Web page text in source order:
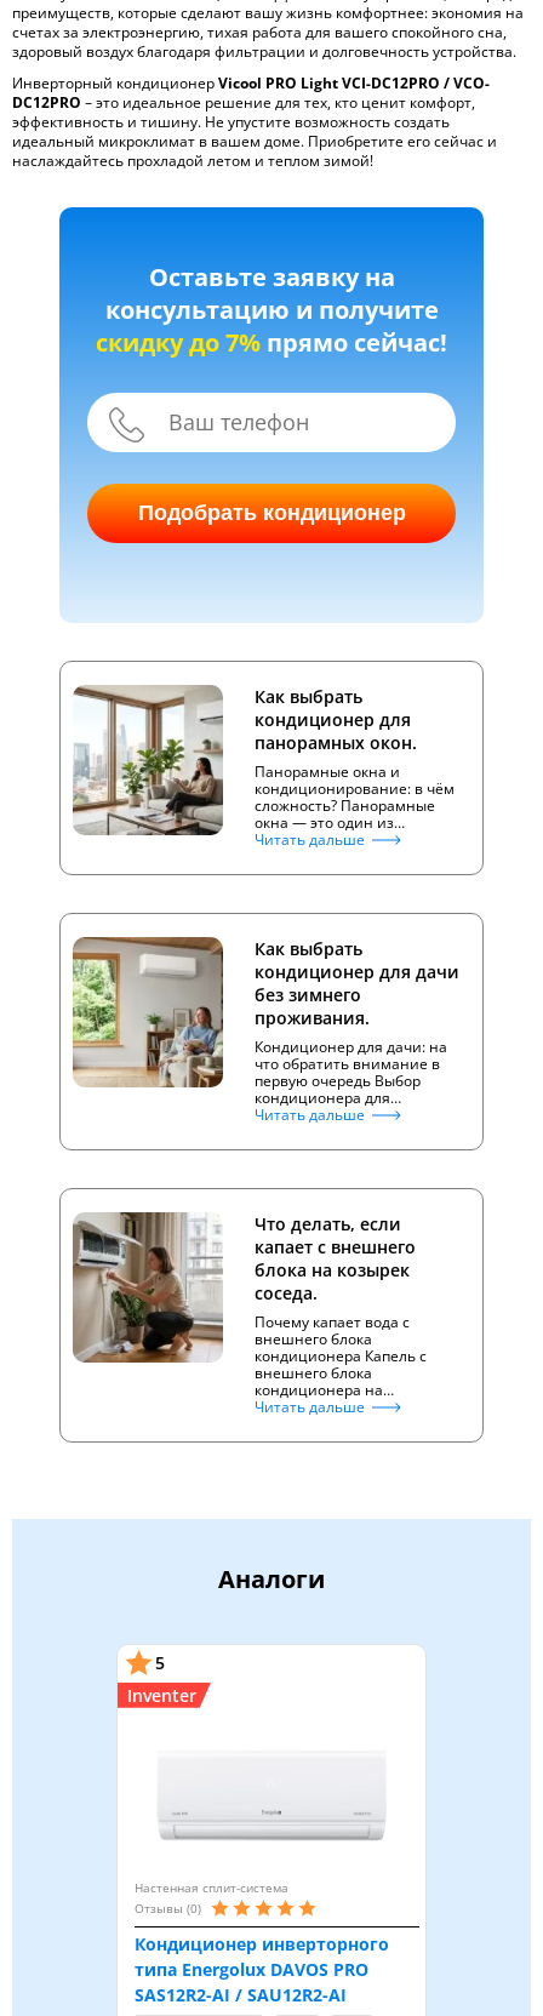
преимуществ, которые сделают вашу жизнь комфортнее: экономия на
счетах за электроэнергию, тихая работа для вашего спокойного сна,
здоровый воздух благодаря фильтрации и долговечность устройства.
Инверторный кондиционерVicool PRO Light VCI-DC12PRO / VCO-
DC12PRO – это идеальное решение для тех, кто ценит комфорт,
эффективность и тишину. Не упустите возможность создать
идеальный микроклимат в вашем доме. Приобретите его сейчас и
наслаждайтесь прохладой летом и теплом зимой!
Оставьте заявку на
консультацию и получите
скидку до 7% прямо сейчас!
Подобрать кондиционер
Как выбрать
кондиционер для
панорамных окон.
Панорамные окна и
кондиционирование: в чём
сложность? Панорамные
окна — это один из…
Читать дальше
Как выбрать
кондиционер для дачи
без зимнего
проживания.
Кондиционер для дачи: на
что обратить внимание в
первую очередь Выбор
кондиционера для…
Читать дальше
Что делать, если
капает с внешнего
блока на козырек
соседа.
Почему капает вода с
внешнего блока
кондиционера Капель с
внешнего блока
кондиционера на…
Читать дальше
Аналоги
5
Inventer
Настенная сплит-система
Отзывы (0)
Кондиционер инверторного
типа Energolux DAVOS PRO
SAS12R2-AI / SAU12R2-AI